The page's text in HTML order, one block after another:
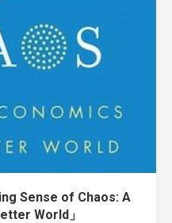
Sense of Chaos: A
World」